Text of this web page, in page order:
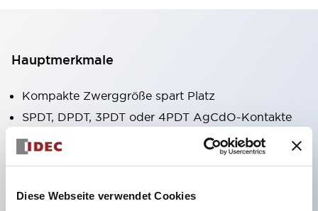
Diese Webseite verwendet Cookies
Hauptmerkmale
Kompakte Zwerggröße spart Platz
SPDT, DPDT, 3PDT oder 4PDT AgCdO-Kontakte
Hohe Schaltleistung (10A)
Optionen umfassen Kontrollleuchte und Prüftaste